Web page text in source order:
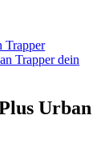
Trapper
Trapper dein
Urban